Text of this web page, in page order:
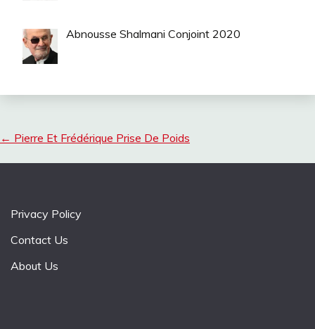
Abnousse Shalmani Conjoint 2020
← Pierre Et Frédérique Prise De Poids
Privacy Policy
Contact Us
About Us